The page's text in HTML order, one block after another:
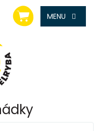
NÁKUPNÍ
KOŠÍK